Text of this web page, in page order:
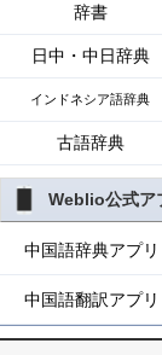
辞書
日中・中日辞典
インドネシア語辞典
古語辞典
Weblio公式ア
中国語辞典アプ
中国語翻訳アプ